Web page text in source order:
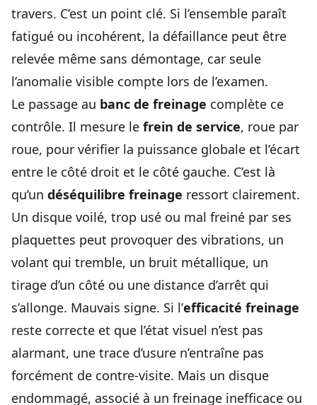
travers. C’est un point clé. Si l’ensemble paraît
fatigué ou incohérent, la défaillance peut être
relevée même sans démontage, car seule
l’anomalie visible compte lors de l’examen.
Le passage au banc de freinage complète ce
contrôle. Il mesure le frein de service, roue par
roue, pour vérifier la puissance globale et l’écart
entre le côté droit et le côté gauche. C’est là
qu’un déséquilibre freinage ressort clairement.
Un disque voilé, trop usé ou mal freiné par ses
plaquettes peut provoquer des vibrations, un
volant qui tremble, un bruit métallique, un
tirage d’un côté ou une distance d’arrêt qui
s’allonge. Mauvais signe. Si l’efficacité freinage
reste correcte et que l’état visuel n’est pas
alarmant, une trace d’usure n’entraîne pas
forcément de contre-visite. Mais un disque
endommagé, associé à un freinage inefficace ou